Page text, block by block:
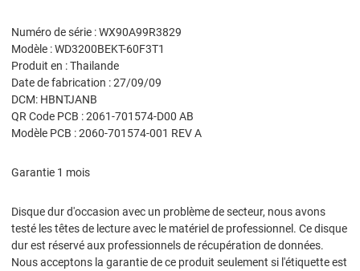
Numéro de série : WX90A99R3829
Modèle : WD3200BEKT-60F3T1
Produit en : Thailande
Date de fabrication : 27/09/09
DCM: HBNTJANB
QR Code PCB : 2061-701574-D00 AB
Modèle PCB : 2060-701574-001 REV A
Garantie 1 mois
Disque dur d'occasion avec un problème de secteur, nous avons
testé les têtes de lecture avec le matériel de professionnel. Ce disque
dur est réservé aux professionnels de récupération de données.
Nous acceptons la garantie de ce produit seulement si l'étiquette est